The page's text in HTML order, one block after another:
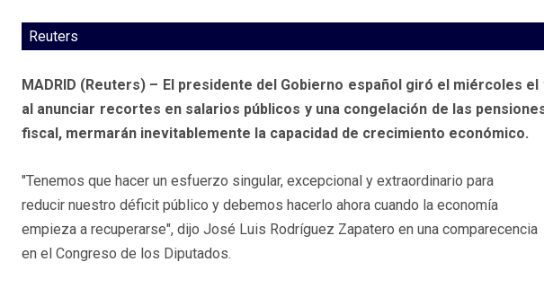
Reuters
MADRID (Reuters) – El presidente del Gobierno español giró el miércoles
al anunciar recortes en salarios públicos y una congelación de las
fiscal, mermarán inevitablemente la capacidad de crecimiento económico.
"Tenemos que hacer un esfuerzo singular, excepcional y extraordinario para
reducir nuestro déficit público y debemos hacerlo ahora cuando la economía
empieza a recuperarse", dijo José Luis Rodríguez Zapatero en una comparecencia
en el Congreso de los Diputados.